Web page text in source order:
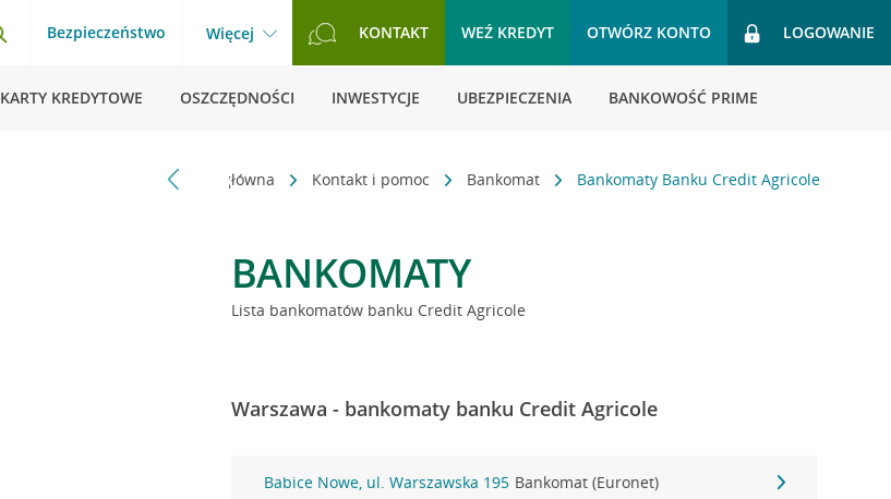
Bezpieczeństwo Więcej KONTAKT WEŹ KREDYT OTWÓRZ KONTO LOGOWANIE
KARTY KREDYTOWE OSZCZĘDNOŚCI INWESTYCJE UBEZPIECZENIA BANKOWOŚĆ PRIME
Strona główna Kontakt i pomoc Bankomat Bankomaty Banku Credit Agricole
BANKOMATY
Lista bankomatów banku Credit Agricole
Warszawa - bankomaty banku Credit Agricole
Babice Nowe, ul. Warszawska 195 Bankomat (Euronet)